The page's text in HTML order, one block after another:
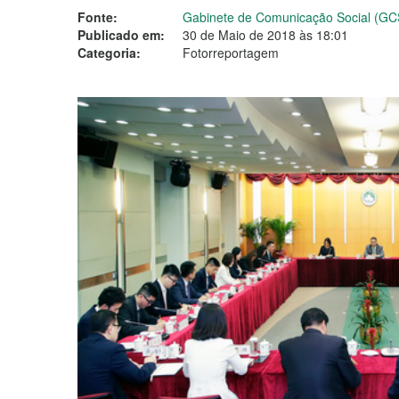
Fonte:
Gabinete de Comunicação Social
Publicado em:
30 de Maio de 2018 às 18:01
Categoria:
Fotorreportagem